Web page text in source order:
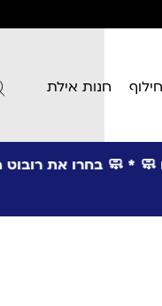
🧼 * 🧼בחרו את
חנות אילת